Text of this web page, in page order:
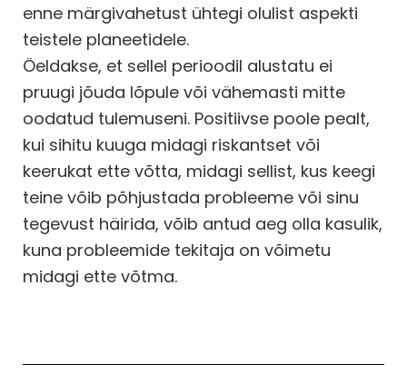
enne märgivahetust ühtegi olulist aspekti
teistele planeetidele.
Öeldakse, et sellel perioodil alustatu ei
pruugi jõuda lõpule või vähemasti mitte
oodatud tulemuseni. Positiivse poole pealt,
kui sihitu kuuga midagi riskantset või
keerukat ette võtta, midagi sellist, kus keegi
teine võib põhjustada probleeme või sinu
tegevust häirida, võib antud aeg olla kasulik,
kuna probleemide tekitaja on võimetu
midagi ette võtma.